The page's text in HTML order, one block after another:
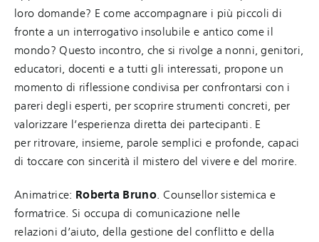
loro domande? E come accompagnare i più piccoli di
fronte a un interrogativo insolubile e antico come il
mondo? Questo incontro, che si rivolge a nonni, genitori,
educatori, docenti e a tutti gli interessati, propone un
momento di riflessione condivisa per confrontarsi con i
pareri degli esperti, per scoprire strumenti concreti, per
valorizzare l’esperienza diretta dei partecipanti. E
per ritrovare, insieme, parole semplici e profonde, capaci
di toccare con sincerità il mistero del vivere e del morire.
Animatrice: Roberta Bruno . Counsellor sistemica e
formatrice. Si occupa di comunicazione nelle
relazioni d’aiuto, della gestione del conflitto e della